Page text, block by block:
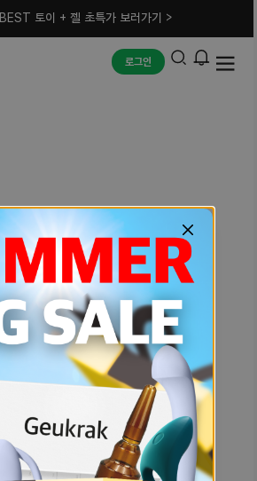
BEST 토이 + 젤 초특가 보러가기 >
로그인
예상치 못한 에러입니다.